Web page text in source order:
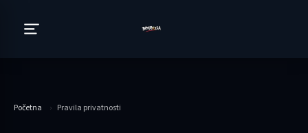
Početna › Pravila privatnosti